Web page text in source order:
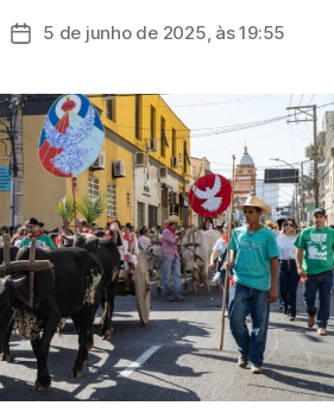
Data5 de junho de 2025, às 19:55